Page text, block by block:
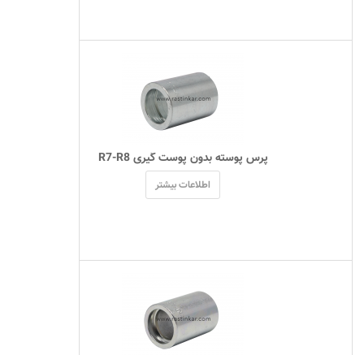
پرس پوسته بدون پوست گیری R7-R8
اطلاعات بیشتر